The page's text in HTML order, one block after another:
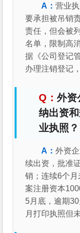
营业
要承担被吊销
责任，但会被
名单，限制高
据《公司登记
办理注销登记
外资
纳出资
业执照？
外资
续出资，批准
销；连续6个
案注册资本
5月底，逾期
月打印执照但